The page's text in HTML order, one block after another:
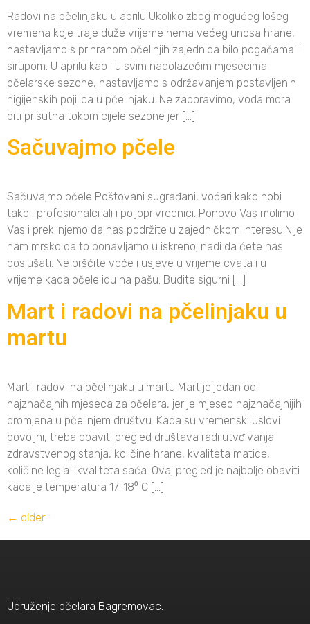
Radovi na pčelinjaku u aprilu Ukoliko zbog mogućeg lošeg
vremena koje traje duže vrijeme nema većeg unosa hrane,
nastavljamo s prihranom pčelinjih zajednica bilo pogačama ili
sirupom. U aprilu kao i u svim nadolazećim mjesecima
pčelarske sezone, nastavljamo s održavanjem postavljenih
higijenskih pojilica u pčelinjaku. Ne zaboravimo, voda mora
biti prisutna tokom cijele sezone jer […]
Sačuvajmo pčele
Sačuvajmo pčele Poštovani sugrađani, voćari kako hobi
tako i profesionalci ali i poljoprivrednici. Ponovo Vas molimo
Vas i preklinjemo da nas podržite u zajedničkom interesu.Nije
nam mrsko da to ponavljamo u iskrenoj nadi da ćete nas
poslušati. Ne pršćite voće i usjeve u vrijeme cvata i u
vrijeme kada pčele idu na pašu. Budite sigurni […]
Mart i radovi na pčelinjaku u
martu
Mart i radovi na pčelinjaku u martu Mart je jedan od
najznačajnih mjeseca za pčelara, jer je mjesec najznačajnijih
promjena u pčelinjem društvu. Kada su vremenski uslovi
povoljni, treba obaviti pregled društava radi utvđivanja
zdravstvenog stanja, količine hrane, kvaliteta matice,
količine legla i kvaliteta saća. Ovaj pregled je najbolje obaviti
kada je temperatura 17-18⁰ C […]
← older
Udruženje pčelara Bagremovac.